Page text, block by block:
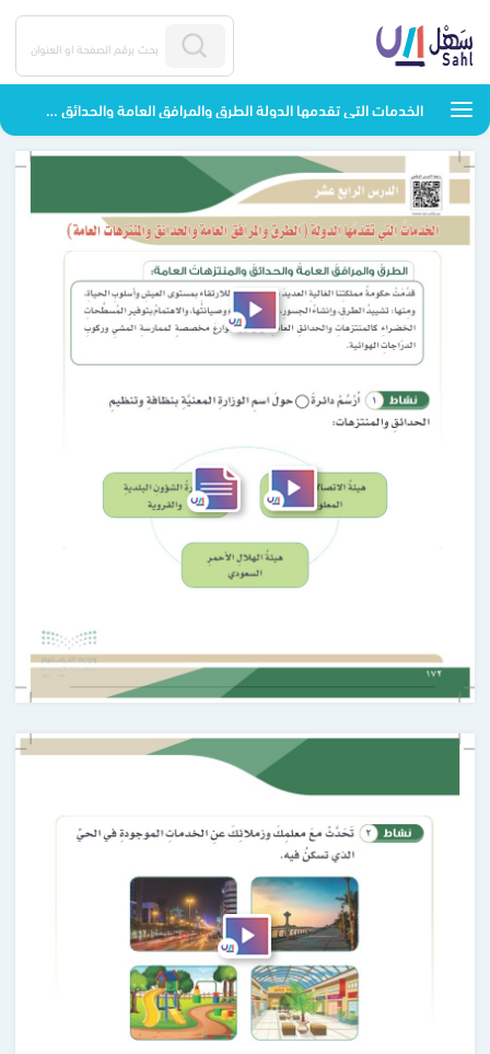
الخدمات التي تقدمها الدولة الطرق والمرافق العامة والحدائق والمتنزهات العامة - التربية الفكرية - رابع ابتدائي